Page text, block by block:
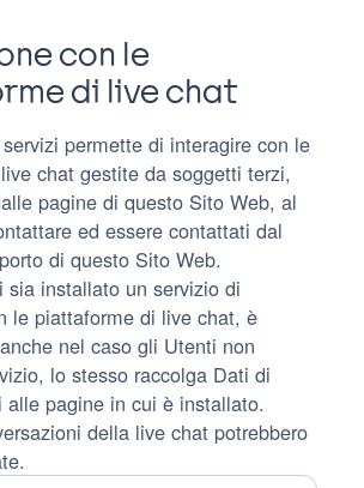
con le
di live chat
permette di interagire con le
chat gestite da soggetti terzi,
pagine di questo Sito Web, al
ed essere contattati dal
di questo Sito Web.
sia installato un servizio di
le piattaforme di live chat, è
nel caso gli Utenti non
lo stesso raccolga Dati di
alle pagine in cui è installato.
della live chat potrebbero